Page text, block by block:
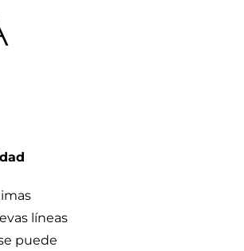
líneas
puede